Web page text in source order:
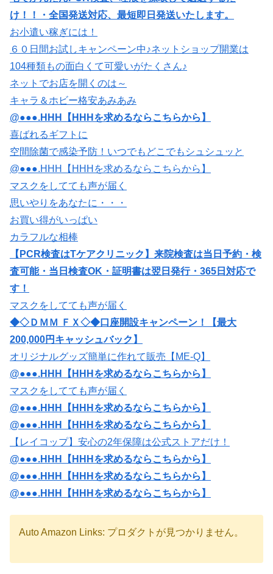
け！！・全国発送対応、最短即日発送いたします。
お小遣い稼ぎには！
６０日間お試しキャンペーン中♪ネットショップ開業は
104種類もの面白くて可愛いがたくさん♪
ネットでお店を開くのは～
キャラ＆ホビー格安あみあみ
@●●●.HHH【HHHを求めるならこちらから】
喜ばれるギフトに
空間除菌で感染予防！いつでもどこでもシュシュッと
@●●●.HHH【HHHを求めるならこちらから】
マスクをしてても声が届く
思いやりをあなたに・・・
お買い得がいっぱい
カラフルな相棒
【PCR検査はTケアクリニック】来院検査は当日予約・検
査可能・当日検査OK・証明書は翌日発行・365日対応で
す！
マスクをしてても声が届く
◆◇ＤＭＭ ＦＸ◇◆口座開設キャンペーン！【最大
200,000円キャッシュバック】
オリジナルグッズ簡単に作れて販売【ME-Q】
@●●●.HHH【HHHを求めるならこちらから】
マスクをしてても声が届く
@●●●.HHH【HHHを求めるならこちらから】
@●●●.HHH【HHHを求めるならこちらから】
【レイコップ】安心の2年保障は公式ストアだけ！
@●●●.HHH【HHHを求めるならこちらから】
@●●●.HHH【HHHを求めるならこちらから】
@●●●.HHH【HHHを求めるならこちらから】
Auto Amazon Links: プロダクトが見つかりません。